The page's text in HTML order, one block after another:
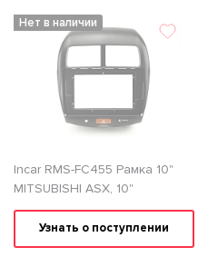
Нет в наличии
Incar RMS-FC455 Рамка 10"
MITSUBISHI ASX, 10"
Узнать о поступлении